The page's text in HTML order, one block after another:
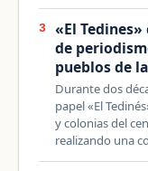
3
«El
de
pueblos de
Durante dos
papel «El
y colonias del
realizando una